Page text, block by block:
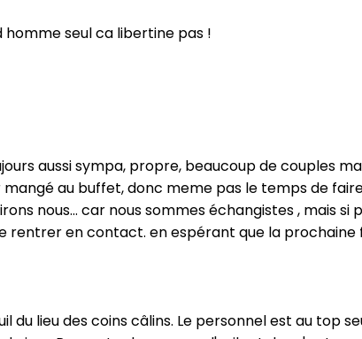
seul ca libertine pas !
aussi sympa, propre, beaucoup de couples
au buffet, donc meme pas le temps de
nous... car nous sommes échangistes , mais
en contact. en espérant que la prochaine
du lieu des coins câlins. Le personnel est au top